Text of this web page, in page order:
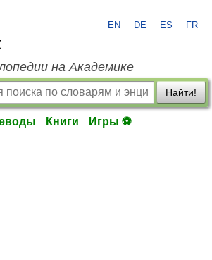
EN DE ES FR
на Академике
Найти!
Книги Игры ⚽